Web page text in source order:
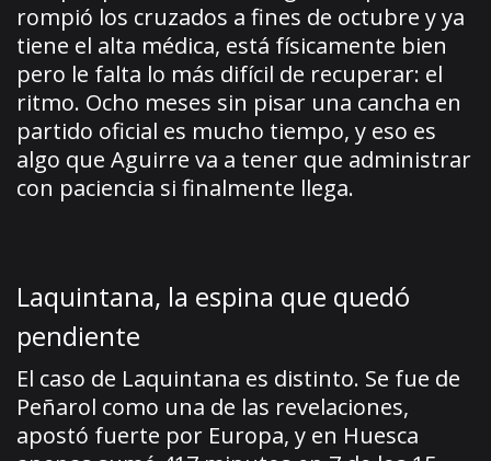
rompió los cruzados a fines de octubre y ya
tiene el alta médica, está físicamente bien
pero le falta lo más difícil de recuperar: el
ritmo. Ocho meses sin pisar una cancha en
partido oficial es mucho tiempo, y eso es
algo que Aguirre va a tener que administrar
con paciencia si finalmente llega.
Laquintana, la espina que quedó
pendiente
El caso de Laquintana es distinto. Se fue de
Peñarol como una de las revelaciones,
apostó fuerte por Europa, y en Huesca